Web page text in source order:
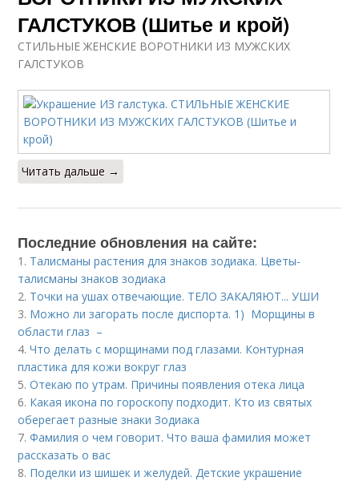
ГАЛСТУКОВ (Шитье и крой)
СТИЛЬНЫЕ ЖЕНСКИЕ ВОРОТНИКИ ИЗ МУЖСКИХ
ГАЛСТУКОВ
Читать дальше →
Последние обновления на сайте:
1. Талисманы растения для знаков зодиака. Цветы-
талисманы знаков зодиака
2. Точки на ушах отвечающие. ТЕЛО ЗАКАЛЯЮТ... УШИ
3. Можно ли загорать после диспорта. 1) Морщины в
области глаз –
4.Что делать с морщинами под глазами. Контурная
пластика для кожи вокруг глаз
5.Отекаю по утрам. Причины появления отека лица
6. Какая икона по гороскопу подходит. Кто из святых
оберегает разные знаки Зодиака
7.Фамилия о чем говорит. Что ваша фамилия может
рассказать о вас
8. Поделки из шишек и желудей. Детские украшение